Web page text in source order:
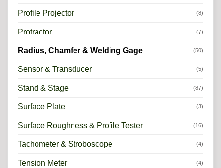
Profile Projector (8)
Protractor (7)
Radius, Chamfer & Welding Gage (50)
Sensor & Transducer (5)
Stand & Stage (87)
Surface Plate (3)
Surface Roughness & Profile Tester (16)
Tachometer & Stroboscope (4)
Tension Meter (4)